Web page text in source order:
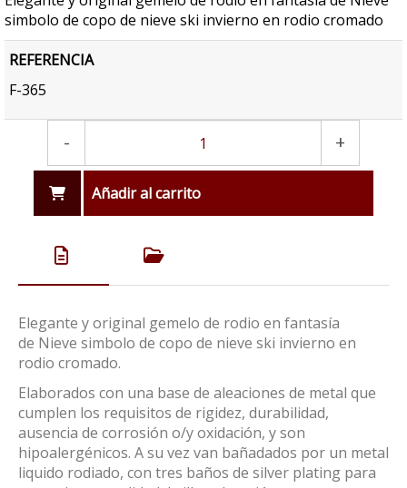
simbolo de copo de nieve ski invierno en rodio cromado
REFERENCIA
F-365
- +
Añadir al carrito
Elegante y original gemelo de rodio en fantasía
de Nieve simbolo de copo de nieve ski invierno en
rodio cromado.
Elaborados con una base de aleaciones de metal que
cumplen los requisitos de rigidez, durabilidad,
ausencia de corrosión o/y oxidación, y son
hipoalergénicos. A su vez van bañadados por un metal
liquido rodiado, con tres baños de silver plating para